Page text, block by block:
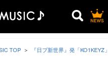
TOP 『日プ新世界』発「